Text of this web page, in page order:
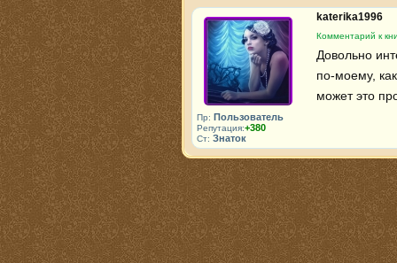
Пр: Пользователь
Репутация:+380
Ст: Знаток
katerika1996
Комментарий к
Довольно
по-моему,
может это